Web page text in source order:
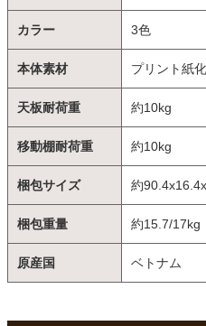
カラー 3色
本体素材 プリント紙
天板耐荷重 約10kg
移動棚耐荷重 約10kg
梱包サイズ 約
梱包重量 約15.7/17kg
原産国 ベトナム